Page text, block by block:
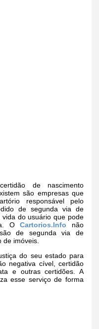
de nascimento
são empresas que
responsável pelo
de segunda via de
do usuário que pode
OCartorios.Info não
de segunda via de
imóveis.
do seu estado para
negativa cível, certidão
e outras certidões. A
esse serviço de forma